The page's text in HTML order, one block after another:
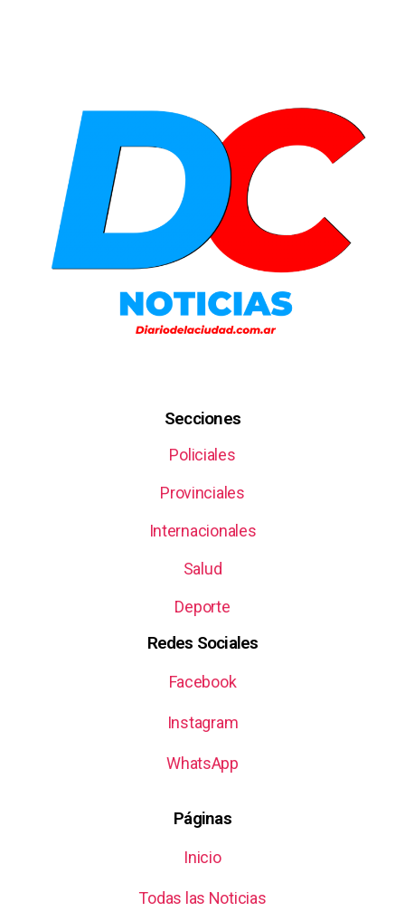
Secciones
Policiales
Provinciales
Internacionales
Salud
Deporte
Redes Sociales
Facebook
Instagram
WhatsApp
Páginas
Inicio
Todas las Noticias